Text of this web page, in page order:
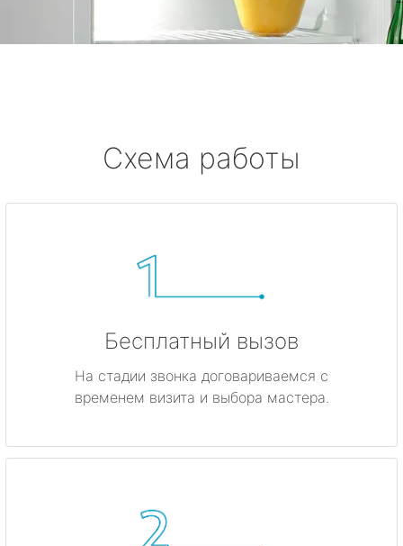
Схема работы
Бесплатный вызов
На стадии звонка договариваемся с
временем визита и выбора мастера.